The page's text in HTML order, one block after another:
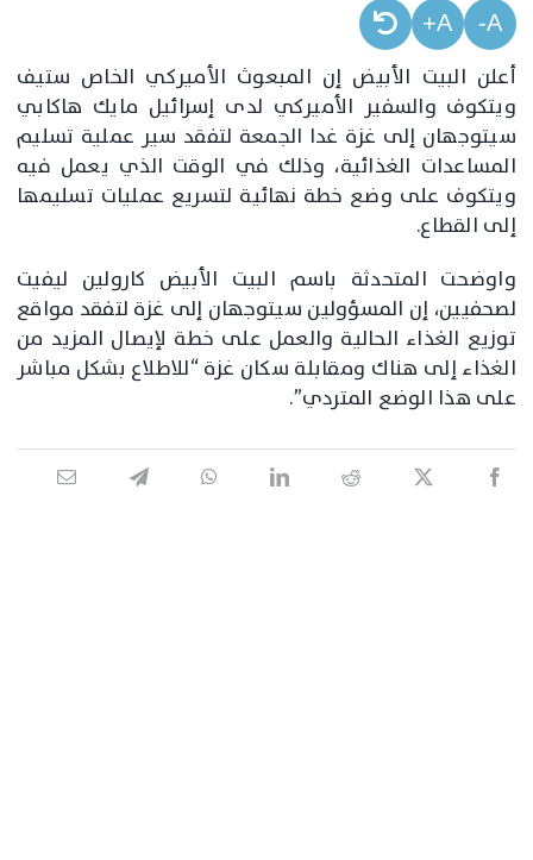
A-
A+
أعلن البيت الأبيض إن المبعوث الأميركي الخاص ستيف
ويتكوف والسفير الأميركي لدى إسرائيل مايك هاكابي
سيتوجهان إلى ​غزة​ غدا الجمعة لتفقد سير عملية تسليم
المساعدات الغذائية، وذلك في الوقت الذي يعمل فيه
ويتكوف على وضع خطة نهائية لتسريع عمليات تسليمها
إلى القطاع.
واوضحت المتحدثة باسم البيت الأبيض كارولين ليفيت
لصحفيين، إن المسؤولين سيتوجهان إلى غزة لتفقد مواقع
توزيع الغذاء الحالية والعمل على خطة لإيصال المزيد من
الغذاء إلى هناك ومقابلة سكان غزة “للاطلاع بشكل مباشر
على هذا الوضع المتردي”.